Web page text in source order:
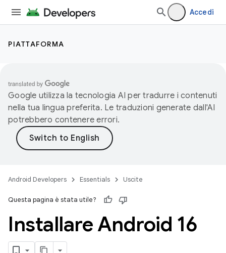
Accedi
PIATTAFORMA
Google utilizza la tecnologia AI per tradurre i contenuti
nella tua lingua preferita. Le traduzioni generate dall'AI
potrebbero contenere errori.
Android Developers Essentials Uscite
Questa pagina è stata utile?
Installare Android 16